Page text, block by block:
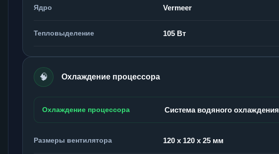
Ядро Vermeer
Тепловыделение 105 Вт
🧠 Охлаждение процессора
Охлаждение процессора Система водяного охлаждения
Размеры вентилятора 120 x 120 x 25 мм